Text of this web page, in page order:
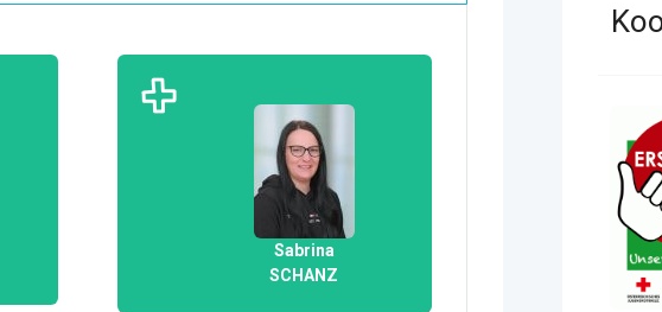
Sabrina
SCHANZ